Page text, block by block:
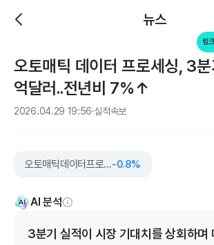
뉴스
링
오토매틱 데이터 프로세싱, 3
억달러..전년비 7%↑
2026.04.29 19:56 실적속보
오토매틱데이터프로세싱-0.8%
AI 분석
3분기 실적이 시장 기대치를 상회하며